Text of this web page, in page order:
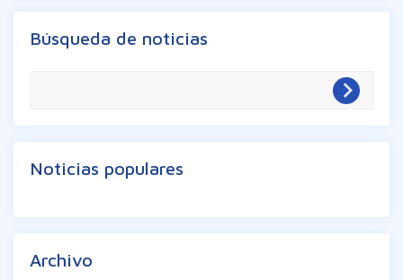
Búsqueda de noticias
Noticias populares
Archivo